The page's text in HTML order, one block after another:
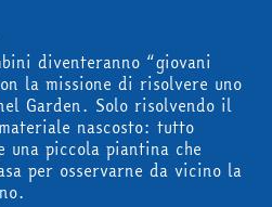
Instagram
Twitter
diventeranno “giovani
la missione di risolvere uno
Garden. Solo risolvendo il
nascosto: tutto
una piccola piantina che
per osservarne da vicino la